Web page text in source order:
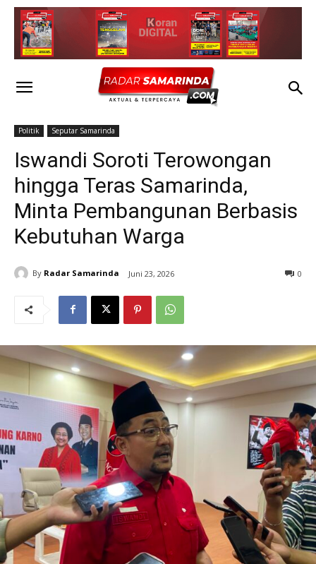
Politik Seputar Samarinda
Iswandi Soroti Terowongan
hingga Teras Samarinda,
Minta Pembangunan Berbasis
Kebutuhan Warga
By Radar Samarinda Juni 23, 2026 0